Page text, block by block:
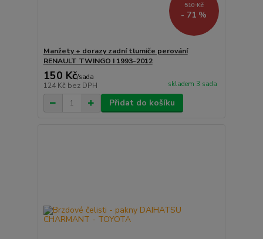
510 Kč
- 71 %
Manžety + dorazy zadní tlumiče perování
RENAULT TWINGO I 1993-2012
150 Kč/sada
124 Kč bez DPH skladem 3 sada
Přidat do košíku